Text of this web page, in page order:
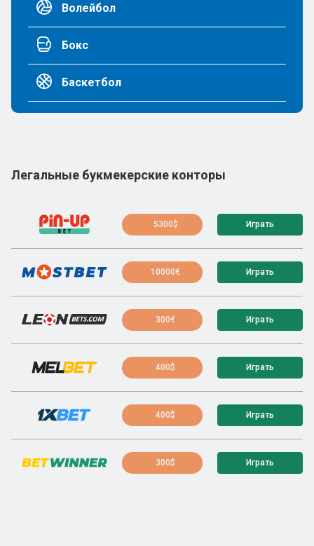
Волейбол
Бокс
Баскетбол
Легальные букмекерские конторы
5300$ Играть
10000€ Играть
300€ Играть
400$ Играть
400$ Играть
300$ Играть